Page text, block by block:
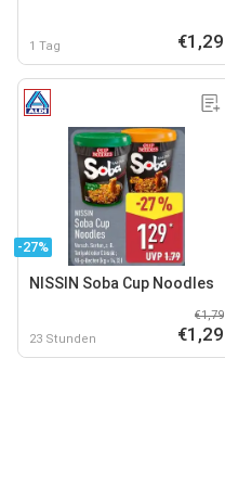
1 Tag €1,29
-27%
NISSIN Soba Cup Noodles
23 Stunden
€1,79
€1,29